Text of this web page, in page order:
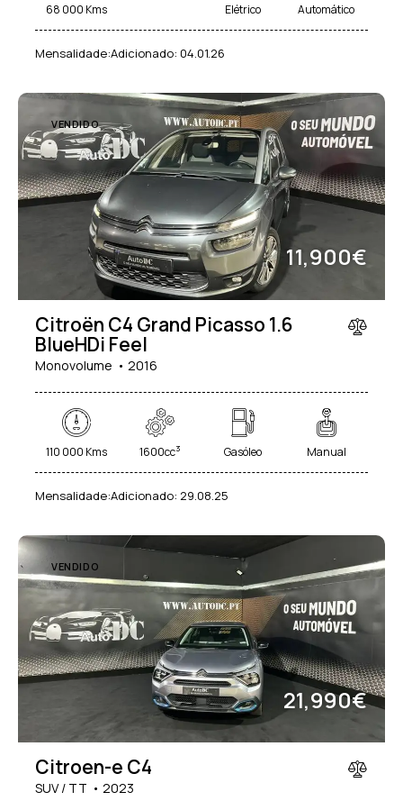
68 000 Kms Elétrico Automático
Mensalidade:Adicionado: 04.01.26
VENDIDO
11,900€
Citroën C4 Grand Picasso 1.6
BlueHDi Feel
Monovolume 2016
110 000 Kms 1600cc3 Gasóleo Manual
Mensalidade:Adicionado: 29.08.25
VENDIDO
21,990€
Citroen-e C4
SUV / TT 2023